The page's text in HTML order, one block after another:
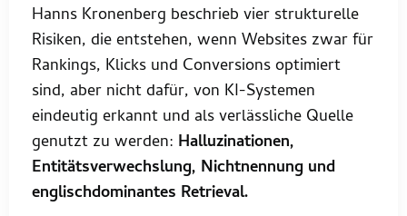
Hanns Kronenberg beschrieb vier strukturelle
Risiken, die entstehen, wenn Websites zwar für
Rankings, Klicks und Conversions optimiert
sind, aber nicht dafür, von KI-Systemen
eindeutig erkannt und als verlässliche Quelle
genutzt zu werden: Halluzinationen,
Entitätsverwechslung, Nichtnennung und
englischdominantes Retrieval.